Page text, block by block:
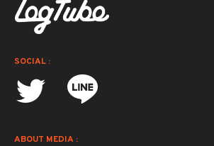
SOCIAL :
ABOUT MEDIA :